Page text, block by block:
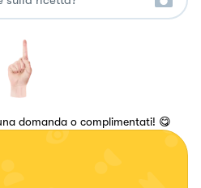
domanda o complimentati! 😋